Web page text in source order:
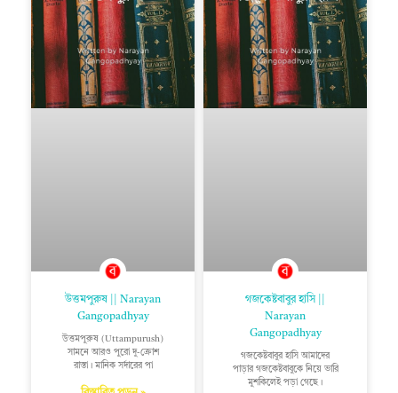
উত্তমপুরুষ || Narayan
Gangopadhyay
উত্তমপুরুষ (Uttampurush)
সামনে আরও পুরো দু-ক্রোশ
রাস্তা। মানিক সর্দারের পা
গজকেষ্টবাবুর হাসি ||
Narayan
Gangopadhyay
গজকেষ্টবাবুর হাসি আমাদের
পাড়ার গজকেষ্টবাবুকে নিয়ে ভারি
মুশকিলেই পড়া গেছে।